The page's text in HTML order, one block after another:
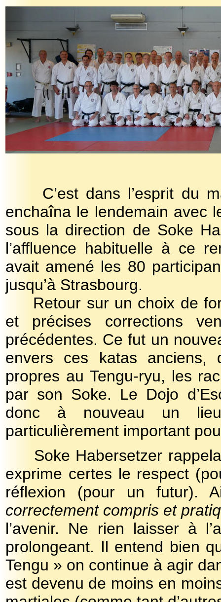
C’est dans l’esprit du
enchaîna le lendemain avec
sous la direction de Soke
l’affluence habituelle à ce
avait amené les 80
jusqu’à Strasbourg.
Retour sur un choix de
et précises corrections
précédentes. Ce fut un
envers ces katas anciens,
propres au Tengu-ryu, les
par son Soke. Le Dojo
donc à nouveau un
particulièrement important
Soke Habersetzer
exprime certes le respect
réflexion (pour un futur).
correctement compris et
l’avenir. Ne rien laisser à
prolongeant. Il entend bien
Tengu » on continue à agir
est devenu de moins en